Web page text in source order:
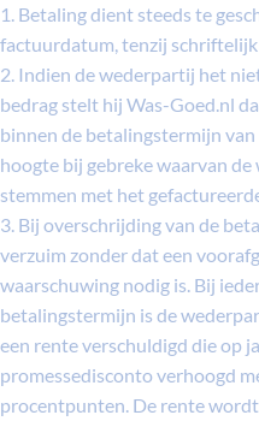
1. Betaling dient steeds te
factuurdatum, tenzij
2. Indien de wederpartij het
bedrag stelt hij Was-Goed.nl
binnen de betalingstermijn
hoogte bij gebreke waarvan
stemmen met het
3. Bij overschrijding van de
verzuim zonder dat een
waarschuwing nodig is. Bij
betalingstermijn is de
een rente verschuldigd die op
promessedisconto verhoogd
procentpunten. De rente